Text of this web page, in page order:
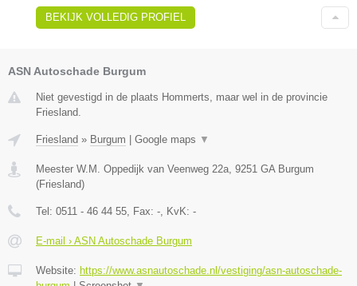
BEKIJK VOLLEDIG PROFIEL
ASN Autoschade Burgum
Niet gevestigd in de plaats Hommerts, maar wel in de provincie
Friesland.
Friesland » Burgum | Google maps ▼
Meester W.M. Oppedijk van Veenweg 22a 9251 GA Burgum
(Friesland)
Tel: 0511 - 46 44 55 , Fax: - , KvK: -
E-mail › ASN Autoschade Burgum
Website: https://www.asnautoschade.nl/vestiging/asn-autoschade-